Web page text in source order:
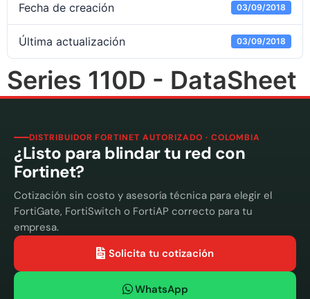
Fecha de creación 03/09/2018
Última actualización 03/09/2018
Series 110D - DataSheet
DISTRIBUIDOR FORTINET AUTORIZADO · COLOMBIA
¿Listo para blindar tu red con
Fortinet?
Cotización sin costo y asesoría técnica para elegir el
FortiGate, FortiSwitch o FortiAP correcto para tu
empresa.
Solicita tu cotización
WhatsApp